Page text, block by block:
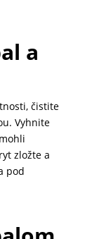
a
čistite
Vyhnite
zložte a
pod